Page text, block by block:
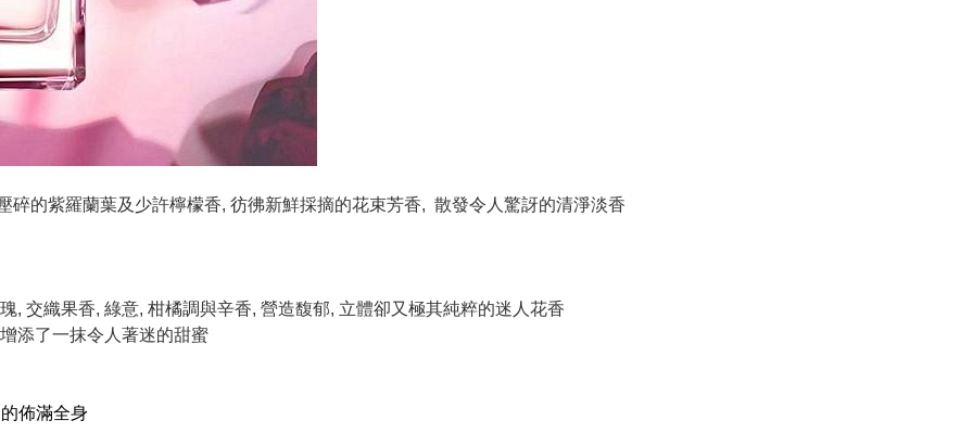
的紫羅蘭葉及少許檸檬香, 彷彿新鮮採摘的花束芳香, 散發令人驚訝的清淨淡香
, 交織果香, 綠意, 柑橘調與辛香, 營造馥郁, 立體卻又極其純粹的迷人花香
添了一抹令人著迷的甜蜜
佈滿全身